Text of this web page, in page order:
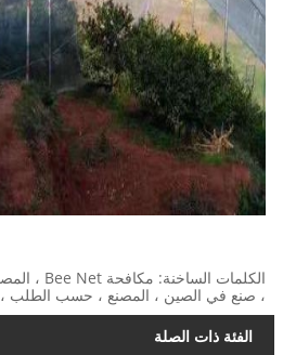
الكلمات الساخنة: مكافحة Bee Net ، المصنعين ، الموردين ، الصين
، حسب الطلب ، بالجملة ، الجودة